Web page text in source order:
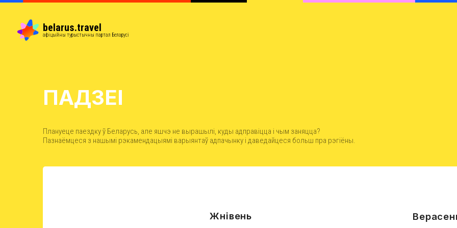
belarus.travel
афіцыйны турыстычны партал Беларусі
ПАДЗЕІ
Плануеце паездку ў Беларусь, але яшчэ не вырашылі, куды адправіцца і чым заняцца?
Пазнаёмцеся з нашымі рэкамендацыямі варыянтаў адпачынку і даведайцеся больш пра рэгіёны.